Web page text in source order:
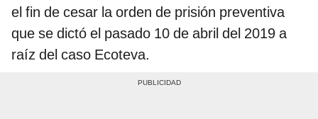
el fin de cesar la orden de prisión preventiva
que se dictó el pasado 10 de abril del 2019 a
raíz del caso Ecoteva.